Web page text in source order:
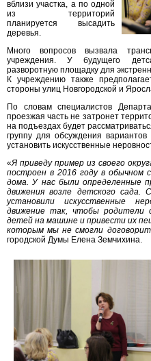
вблизи участка, а по одной
из территорий
планируется высадить
деревья.
Много вопросов вызвала
учреждения. У будущего
разворотную площадку для
К учреждению также
стороны улиц Новгородской и
По словам специалистов
проезжая часть не затронет
на подъездах будет
группу для обсуждения
установить искусственные
«Я приведу пример из своего
построен в 2016 году в обычном
дома. У нас были определенные
движения возле детского сада.
установили искусственные
движение так, чтобы родители
детей на машине и привести их
которым мы не смогли
городской Думы Елена Земчихина.